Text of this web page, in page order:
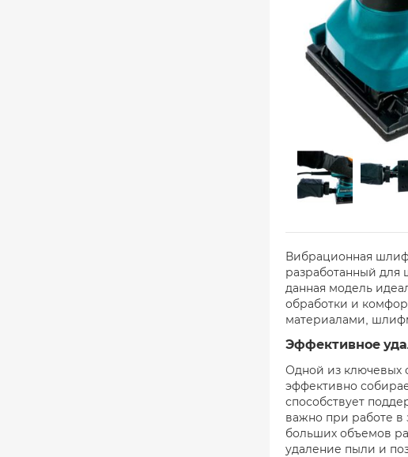
Вибрационная
разработанный для
данная модель
обработки и
материалами,
Эффективное
Одной из ключевых
эффективно
способствует
важно при работе в
больших объемов
удаление пыли и